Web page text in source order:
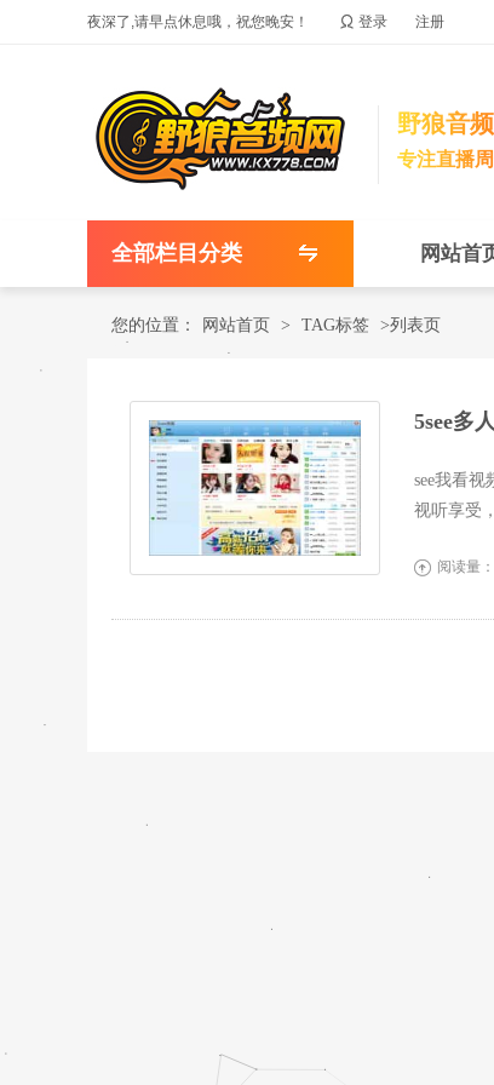
夜深了,请早点休息哦，祝您晚安！  登录 注册
野狼音
专注直播
全部栏目分类 网站首
您的位置： 网站首页 > TAG标签 >列表页
5see多
see我看
视听享受
 阅读量